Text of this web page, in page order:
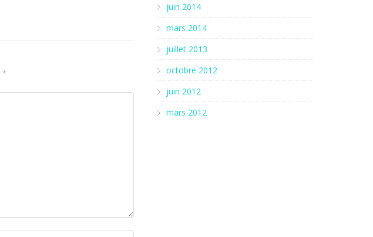
*
juin 2014
mars 2014
juillet 2013
octobre 2012
juin 2012
mars 2012